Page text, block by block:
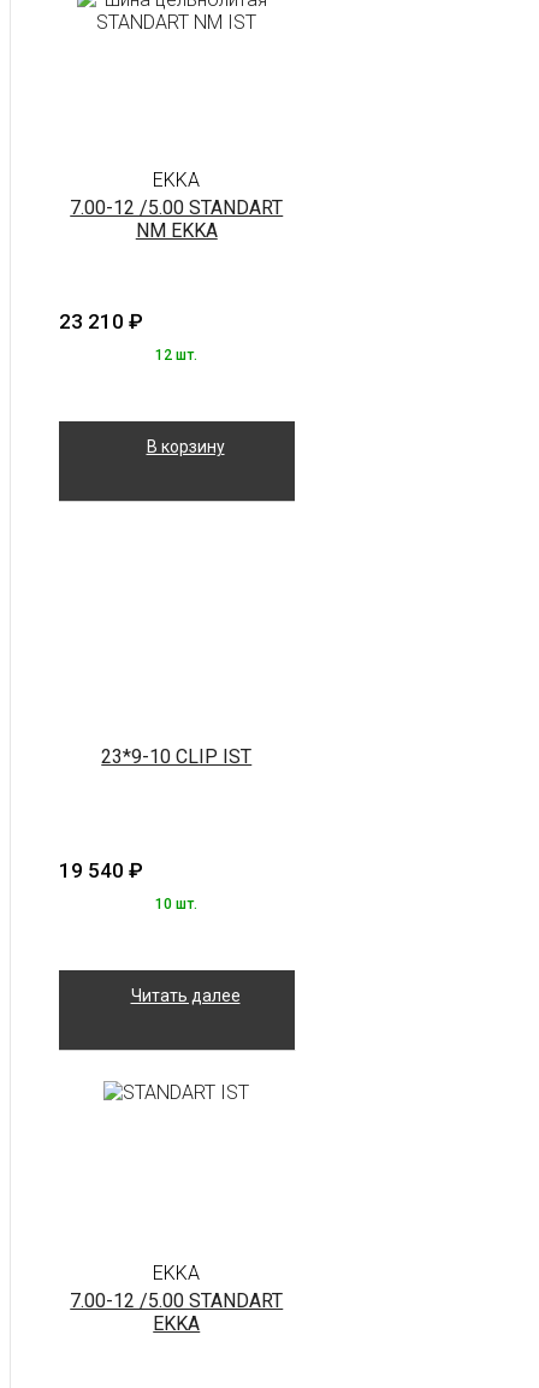
EKKA
7.00-12 /5.00 STANDART
NM EKKA
23 210 ₽
12 шт.
В корзину
23*9-10 CLIP IST
19 540 ₽
10 шт.
Читать далее
EKKA
7.00-12 /5.00 STANDART
EKKA